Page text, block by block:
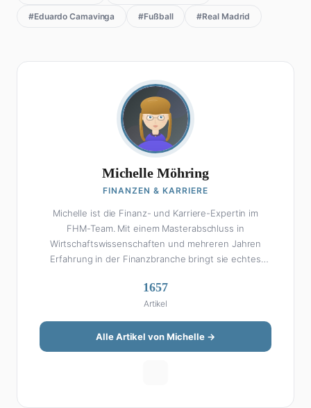
#Eduardo Camavinga #Fußball #Real Madrid
Michelle Möhring
FINANZEN & KARRIERE
Michelle ist die Finanz- und Karriere-Expertin im
FHM-Team. Mit einem Masterabschluss in
Wirtschaftswissenschaften und mehreren Jahren
Erfahrung in der Finanzbranche bringt sie echtes
Michelle klingt Altersvorsorge nicht wie eine
Steuererklärung. Ihre Stärke liegt darin, komplexe
Finanzthemen so aufzubereiten, dass sie jeder
versteht – ohne Fachchinesisch, dafür mit konkreten
Tipps zum Umsetzen. Von ETF-Strategien über
1657
Artikel
Alle Artikel von Michelle →